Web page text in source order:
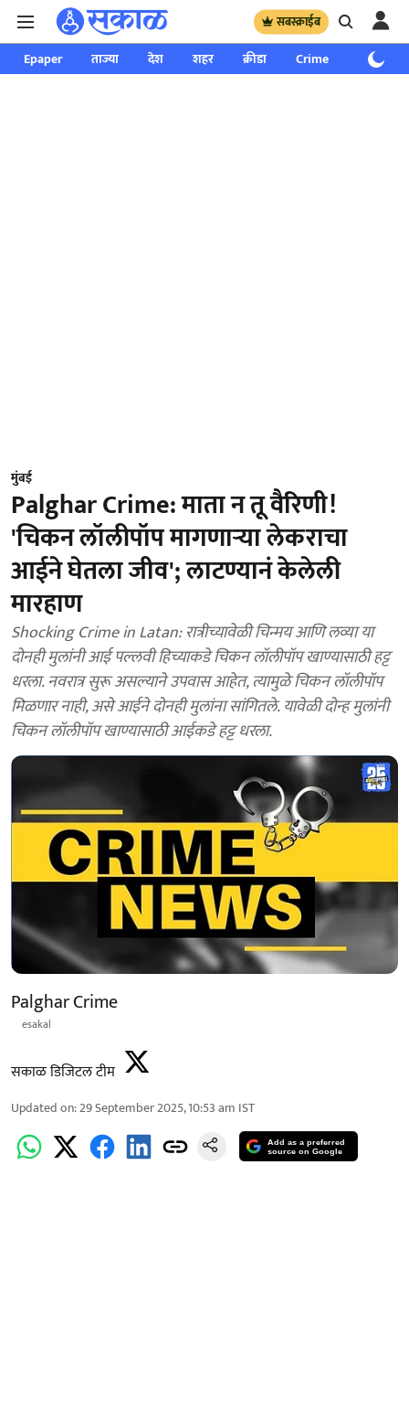
सबस्क्राईब
Epaper ताज्या देश शहर क्रीडा Crime साप्ताहिक
मुंबई
Palghar Crime: माता न तू वैरिणी!
'चिकन लॉलीपॉप मागणाऱ्या लेकराचा
आईने घेतला जीव'; लाटण्यानं केलेली
मारहाण
Shocking Crime in Latan: रात्रीच्यावेळी चिन्मय आणि लव्या या
दोनही मुलांनी आई पल्लवी हिच्याकडे चिकन लॉलीपॉप खाण्यासाठी हट्ट
धरला. नवरात्र सुरू असल्याने उपवास आहेत, त्यामुळे चिकन लॉलीपॉप
मिळणार नाही, असे आईने दोनही मुलांना सांगितले. यावेळी दोन्ह मुलांनी
चिकन लॉलीपॉप खाण्यासाठी आईकडे हट्ट धरला.
Palghar Crime
esakal
सकाळ डिजिटल टीम
Updated on:29 September 2025, 10:53 am IST
Add as a preferred
source on Google